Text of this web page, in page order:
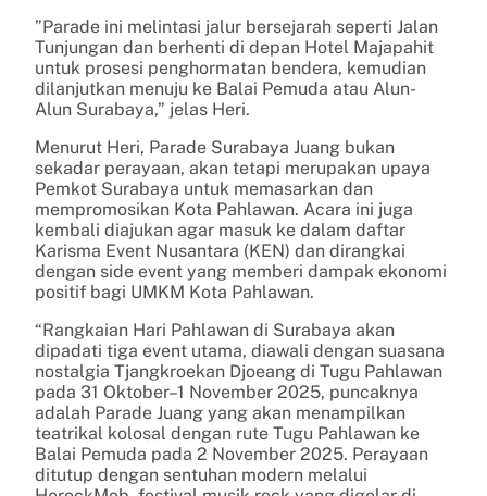
”Parade ini melintasi jalur bersejarah seperti Jalan
Tunjungan dan berhenti di depan Hotel Majapahit
untuk prosesi penghormatan bendera, kemudian
dilanjutkan menuju ke Balai Pemuda atau Alun-
Alun Surabaya,” jelas Heri.
Menurut Heri, Parade Surabaya Juang bukan
sekadar perayaan, akan tetapi merupakan upaya
Pemkot Surabaya untuk memasarkan dan
mempromosikan Kota Pahlawan. Acara ini juga
kembali diajukan agar masuk ke dalam daftar
Karisma Event Nusantara (KEN) dan dirangkai
dengan side event yang memberi dampak ekonomi
positif bagi UMKM Kota Pahlawan.
“Rangkaian Hari Pahlawan di Surabaya akan
dipadati tiga event utama, diawali dengan suasana
nostalgia Tjangkroekan Djoeang di Tugu Pahlawan
pada 31 Oktober–1 November 2025, puncaknya
adalah Parade Juang yang akan menampilkan
teatrikal kolosal dengan rute Tugu Pahlawan ke
Balai Pemuda pada 2 November 2025. Perayaan
ditutup dengan sentuhan modern melalui